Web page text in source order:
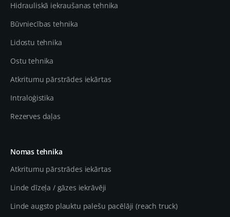
Hidrauliskā iekraušanas tehnika
Būvniecības tehnika
Lidostu tehnika
Ostu tehnika
Atkritumu pārstrādes iekārtas
Intraloģistika
Rezerves daļas
Nomas tehnika
Atkritumu pārstrādes iekārtas
Linde dīzeļa / gāzes iekrāvēji
Linde augsto plauktu palešu pacēlāji (reach truck)